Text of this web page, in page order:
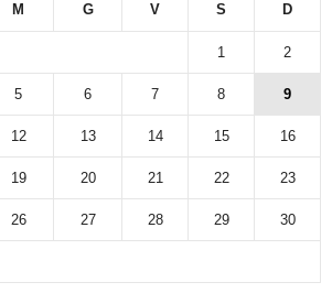
M G V S D
1 2
5 6 7 8 9
12 13 14 15 16
19 20 21 22 23
26 27 28 29 30